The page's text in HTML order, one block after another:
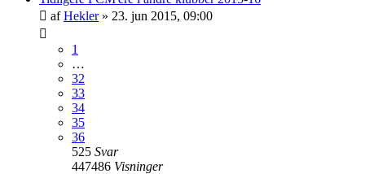
afHekler» 23. jun 2015, 09:00
1
…
32
33
34
35
36
525 Svar
447486 Visninger